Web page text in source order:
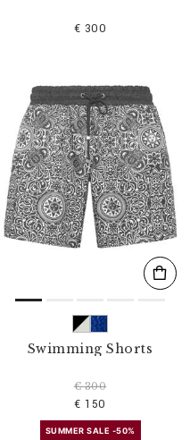
€ 300
Swimming Shorts
€ 300
€ 150
SUMMER SALE -50%